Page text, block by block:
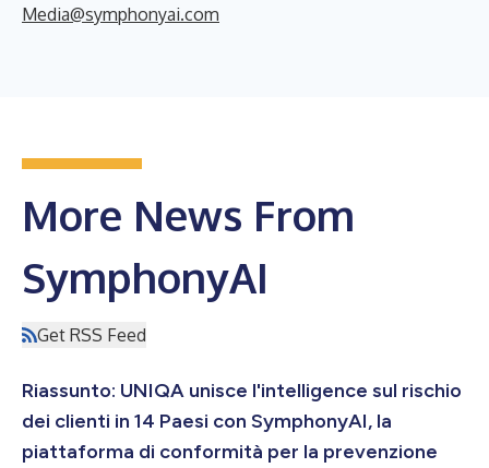
Media@symphonyai.com
More News From
SymphonyAI
Get RSS Feed
Riassunto: UNIQA unisce l'intelligence sul rischio
dei clienti in 14 Paesi con SymphonyAI, la
piattaforma di conformità per la prevenzione